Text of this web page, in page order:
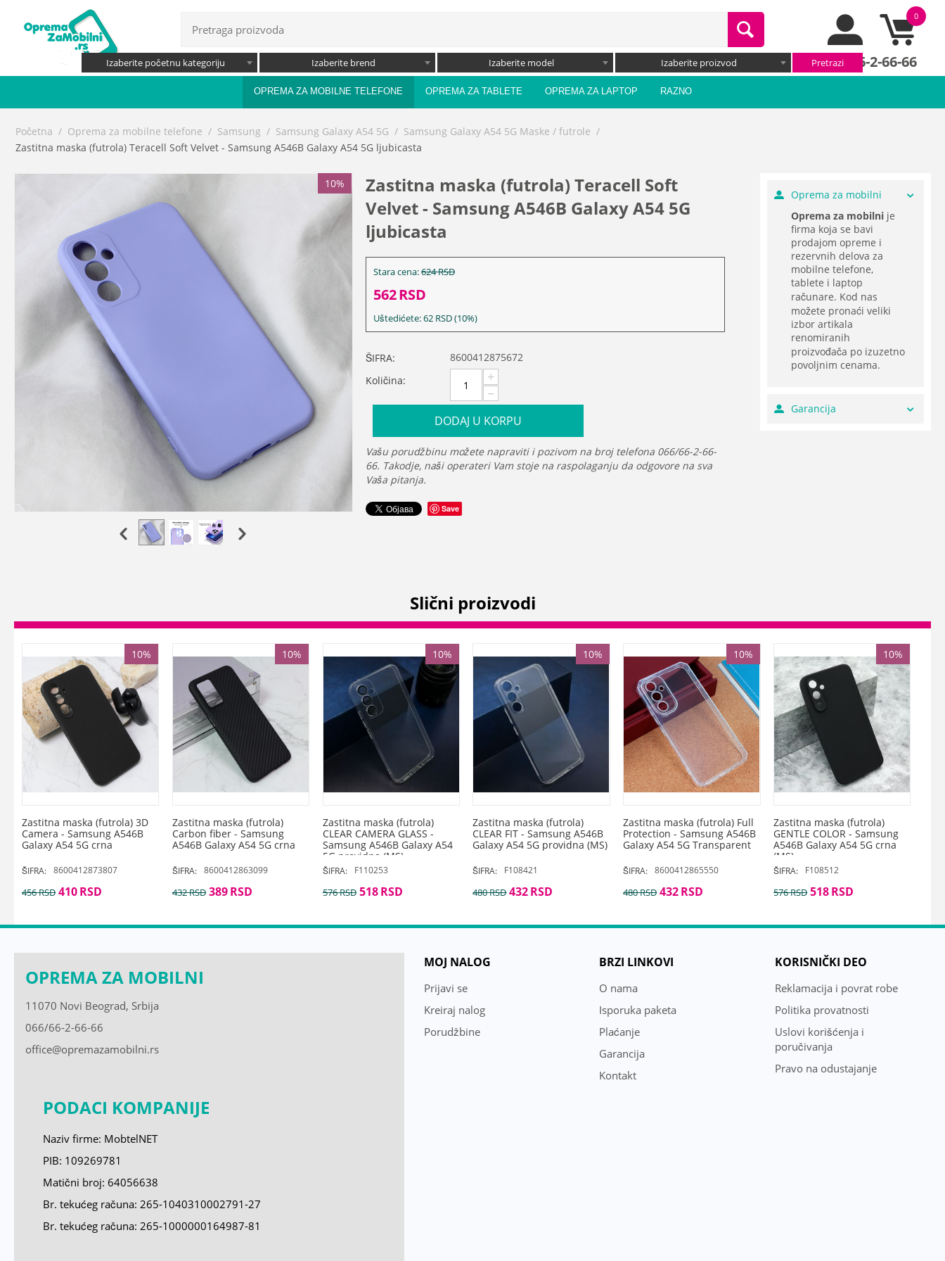
0
066/66-2-66-66
Izaberite početnu kategoriju Izaberite brend Izaberite model Izaberite proizvod
OPREMA ZA MOBILNE TELEFONE OPREMA ZA TABLETE OPREMA ZA LAPTOP RAZNO
Početna / Oprema za mobilne telefone / Samsung / Samsung Galaxy A54 5G / Samsung Galaxy A54 5G Maske / futrole /
Zastitna maska (futrola) Teracell Soft Velvet - Samsung A546B Galaxy A54 5G ljubicasta
10%
Zastitna maska (futrola) Teracell Soft
Velvet - Samsung A546B Galaxy A54 5G
ljubicasta
Stara cena:624RSD
562RSD
Uštedićete:62 RSD(10%)
ŠIFRA:
8600412875672
Količina:
+
−
DODAJ U KORPU
Vašu porudžbinu možete napraviti i pozivom na broj telefona 066/66-2-66-
66. Takodje, naši operateri Vam stoje na raspolaganju da odgovore na sva
Vaša pitanja.
Save
Oprema za mobilni
Oprema za mobilnije
firma koja se bavi
prodajom opreme i
rezervnih delova za
mobilne telefone,
tablete i laptop
računare. Kod nas
možete pronaći veliki
izbor artikala
renomiranih
proizvođača po izuzetno
povoljnim cenama.
Garancija
Slični proizvodi
10%
Zastitna maska (futrola) 3D
Camera - Samsung A546B
Galaxy A54 5G crna
ŠIFRA: 8600412873807
456RSD 410RSD
10%
Zastitna maska (futrola)
Carbon fiber - Samsung
A546B Galaxy A54 5G crna
ŠIFRA: 8600412863099
432RSD 389RSD
10%
Zastitna maska (futrola)
CLEAR CAMERA GLASS -
Samsung A546B Galaxy A54
5G providna (MS)
ŠIFRA: F110253
576RSD 518RSD
10%
Zastitna maska (futrola)
CLEAR FIT - Samsung A546B
Galaxy A54 5G providna (MS)
ŠIFRA: F108421
480RSD 432RSD
10%
Zastitna maska (futrola) Full
Protection - Samsung A546B
Galaxy A54 5G Transparent
ŠIFRA: 8600412865550
480RSD 432RSD
10%
Zastitna maska (futrola)
GENTLE COLOR - Samsung
A546B Galaxy A54 5G crna
(MS)
ŠIFRA: F108512
576RSD 518RSD
OPREMA ZA MOBILNI
11070 Novi Beograd, Srbija
066/66-2-66-66
office@opremazamobilni.rs
PODACI KOMPANIJE
Naziv firme: MobtelNET
PIB: 109269781
Matični broj: 64056638
Br. tekućeg računa: 265-1040310002791-27
Br. tekućeg računa: 265-1000000164987-81
MOJ NALOG
Prijavi se
Kreiraj nalog
Porudžbine
BRZI LINKOVI
O nama
Isporuka paketa
Plaćanje
Garancija
Kontakt
KORISNIČKI DEO
Reklamacija i povrat robe
Politika provatnosti
Uslovi korišćenja i
poručivanja
Pravo na odustajanje